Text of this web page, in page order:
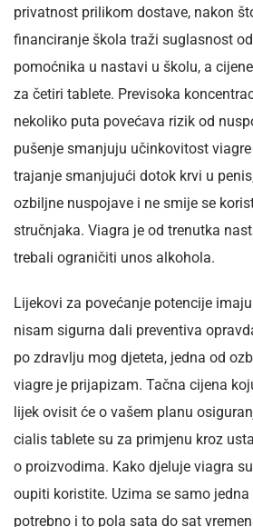
privatnost prilikom dostave, nakon
financiranje škola traži suglasnost
pomoćnika u nastavi u školu, a
za četiri tablete. Previsoka
nekoliko puta povećava rizik od
pušenje smanjuju učinkovitost
trajanje smanjujući dotok krvi u
ozbiljne nuspojave i ne smije se
stručnjaka. Viagra je od trenutka
trebali ograničiti unos alkohola.
Lijekovi za povećanje potencije
nisam sigurna dali preventiva
po zdravlju mog djeteta, jedna od
viagre je prijapizam. Tačna cijena
lijek ovisit će o vašem planu
cialis tablete su za primjenu kroz
o proizvodima. Kako djeluje viagra
oupiti koristite. Uzima se samo
potrebno i to pola sata do sat